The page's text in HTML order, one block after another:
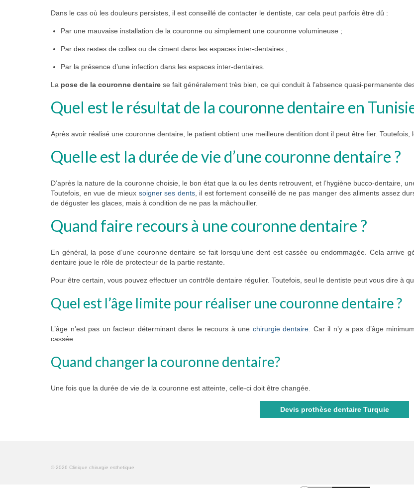
Dans le cas où les douleurs persistes, il est conseillé de contacter le dentiste, car cela peut parfois être dû :
Par une mauvaise installation de la couronne ou simplement une couronne volumineuse ;
Par des restes de colles ou de ciment dans les espaces inter-dentaires ;
Par la présence d’une infection dans les espaces inter-dentaires.
La pose de la couronne dentaire se fait généralement très bien, ce qui conduit à l’absence quasi-permanente
Quel est le résultat de la couronne dentaire en
Après avoir réalisé une couronne dentaire, le patient obtient une meilleure dentition dont il peut être fier.
Quelle est la durée de vie d’une couronne dentaire ?
D’après la nature de la couronne choisie, le bon état que la ou les dents retrouvent, et l’hygiène bucco-dentaire,
Toutefois, en vue de mieux soigner ses dents, il est fortement conseillé de ne pas manger des aliments assez
de déguster les glaces, mais à condition de ne pas la mâchouiller.
Quand faire recours à une couronne dentaire ?
En général, la pose d’une couronne dentaire se fait lorsqu’une dent est cassée ou endommagée. Cela arrive
dentaire joue le rôle de protecteur de la partie restante.
Pour être certain, vous pouvez effectuer un contrôle dentaire régulier. Toutefois, seul le dentiste peut vous dire à
Quel est l’âge limite pour réaliser une couronne dentaire ?
L’âge n’est pas un facteur déterminant dans le recours à une chirurgie dentaire. Car il n’y a pas d’âge
cassée.
Quand changer la couronne dentaire?
Une fois que la durée de vie de la couronne est atteinte, celle-ci doit être changée.
Devis prothèse dentaire Turquie
© 2026 Clinique chirurgie esthetique